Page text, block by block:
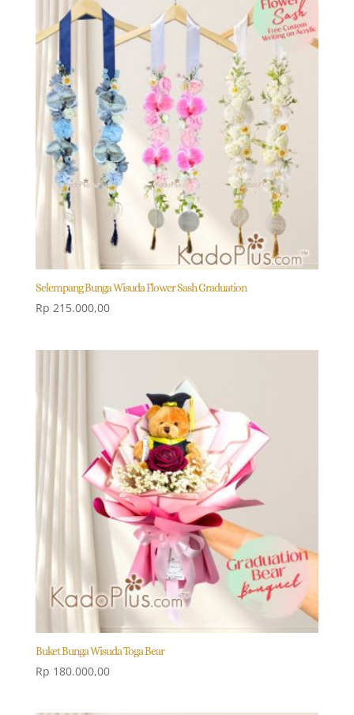
Selempang Bunga Wisuda Flower Sash Graduation
Rp 215.000,00
Buket Bunga Wisuda Toga Bear
Rp 180.000,00